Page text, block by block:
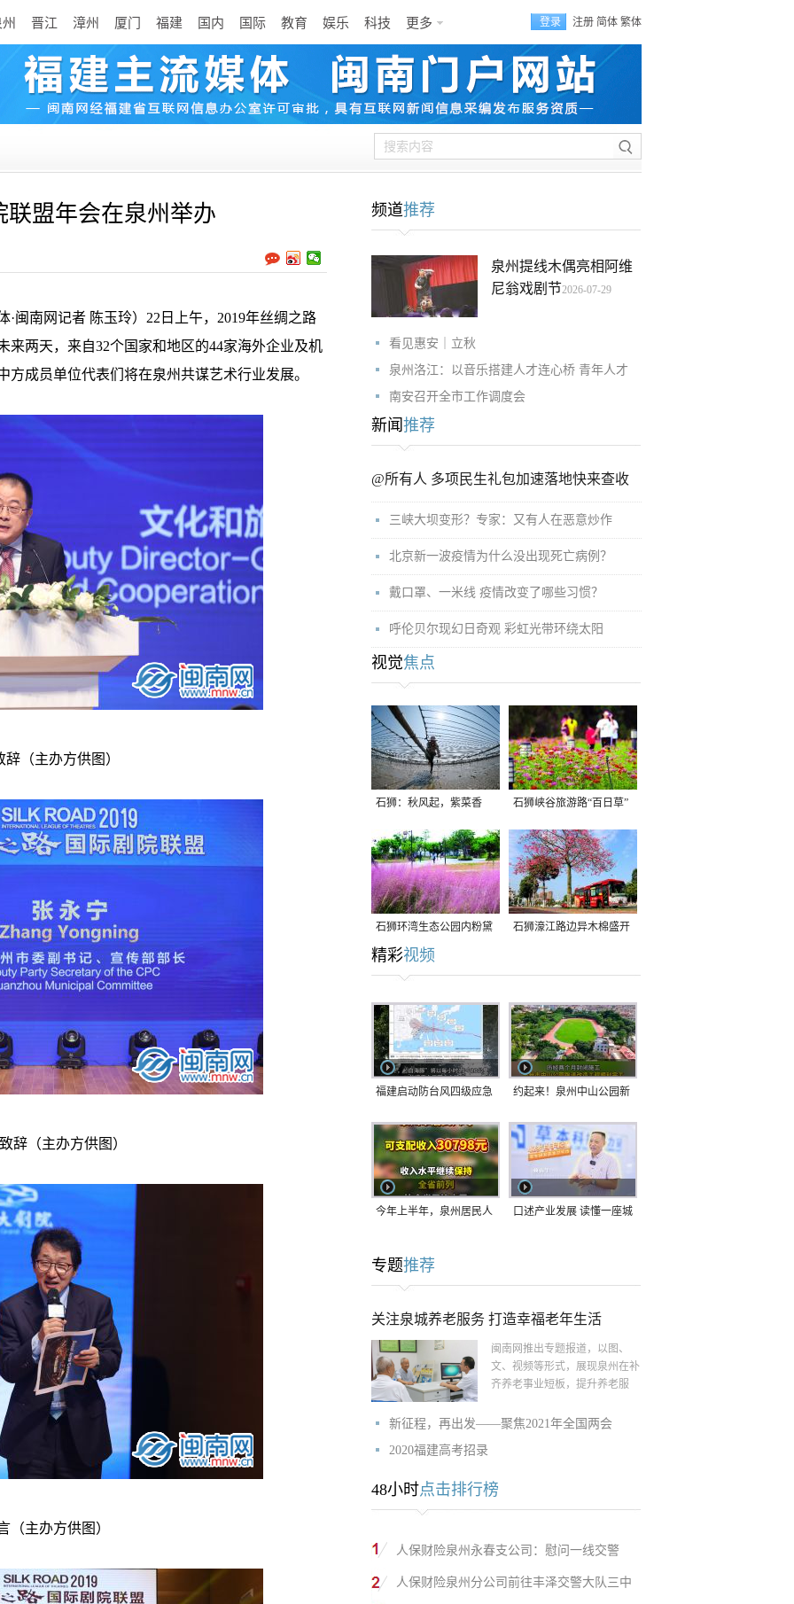
晋江 漳州 厦门 福建 国内 国际 教育 娱乐 科技 更多 登录 注册 简体 繁体
盟年会在泉州举办
南网记者 陈玉玲）22日上午，2019年丝绸之路
来两天，来自32个国家和地区的44家海外企业及机
成员单位代表们将在泉州共谋艺术行业发展。
辞（主办方供图）
辞（主办方供图）
主办方供图）
频道推荐
泉州提线木偶亮相阿维
尼翁戏剧节2026-07-29
看见惠安｜立秋
泉州洛江：以音乐搭建人才连心桥 青年人才
南安召开全市工作调度会
新闻 推荐
@所有人 多项民生礼包加速落地快来查收
三峡大坝变形？专家：又有人在恶意炒作
北京新一波疫情为什么没出现死亡病例？
戴口罩、一米线 疫情改变了哪些习惯？
呼伦贝尔现幻日奇观 彩虹光带环绕太阳
视觉焦点
石狮：秋风起，紫菜香 石狮峡谷旅游路“百日草”
争相斗艳
石狮环湾生态公园内粉黛
乱子草盛放
石狮濠江路边异木棉盛开
精彩视频
福建启动防台风四级应急
9日在长江口至福建北部
一带沿海登陆
约起来！泉州中山公园新
今年上半年，泉州居民人 口述产业发展 读懂一座城
专题推荐
关注泉城养老服务 打造幸福老年生活
闽南网推出专题报道，以图、
文、视频等形式，展现泉州在补
齐养老事业短板，提升养老服
新征程，再出发——聚焦2021年全国两会
2020福建高考招录
48小时点击排行榜
人保财险泉州永春支公司：慰问一线交警
人保财险泉州分公司前往丰泽交警大队三中